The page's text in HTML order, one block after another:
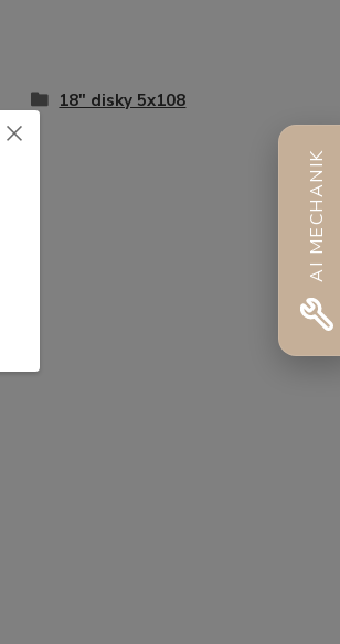
18" disky 5x108
AI MECHANIK